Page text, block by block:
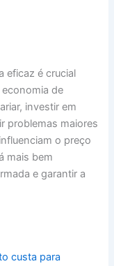
eficaz é crucial
de
investir em
problemas maiores
o preço
mais bem
e garantir a
custa para